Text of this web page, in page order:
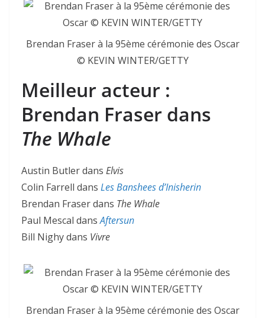
Brendan Fraser à la 95ème cérémonie des Oscar
© KEVIN WINTER/GETTY
Meilleur acteur :
Brendan Fraser dans
The Whale
Austin Butler dans Elvis
Colin Farrell dans Les Banshees d’Inisherin
Brendan Fraser dans The Whale
Paul Mescal dansAftersun
Bill Nighy dans Vivre
Brendan Fraser à la 95ème cérémonie des Oscar